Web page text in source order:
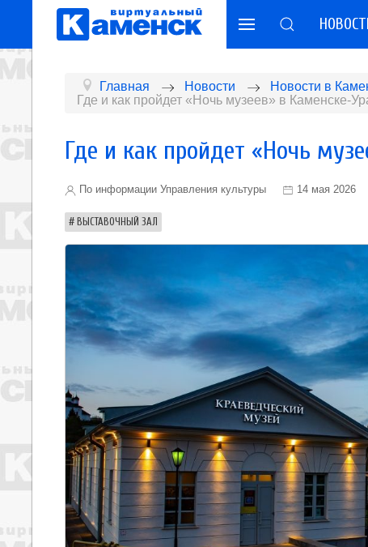
Главная Новости
Новости в
Где и как пройдет «Ночь музеев» в Каменске-
Где и как пройдет «Ночь
По информации Управления культуры 14 мая 2026
ВЫСТАВОЧНЫЙ ЗАЛ